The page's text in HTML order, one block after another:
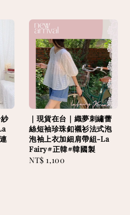
｜現貨在台｜織夢刺繡蕾
絲短袖珍珠釦襯衫法式泡
泡袖上衣加細肩帶組-La
Fairy#正韓#韓國製
Regular
NT$ 1,100